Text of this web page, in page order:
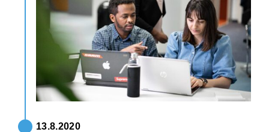
13.8.2020